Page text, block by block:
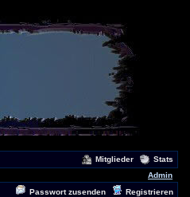
Mitglieder
Stats
Admin
Passwort zusenden Registrieren